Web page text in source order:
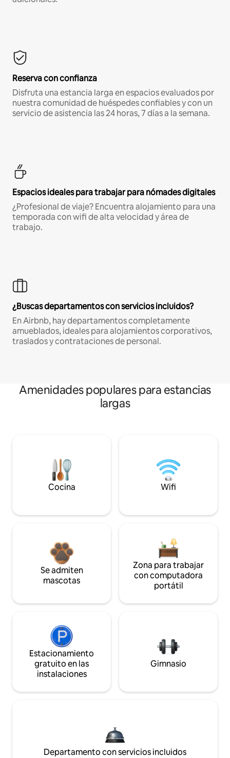
Reserva con confianza
Disfruta una estancia larga en espacios evaluados por
nuestra comunidad de huéspedes confiables y con un
servicio de asistencia las 24 horas, 7 días a la semana.
Espacios ideales para trabajar para nómades digitales
¿Profesional de viaje? Encuentra alojamiento para una
temporada con wifi de alta velocidad y área de
trabajo.
¿Buscas departamentos con servicios incluidos?
En Airbnb, hay departamentos completamente
amueblados, ideales para alojamientos corporativos,
traslados y contrataciones de personal.
Amenidades populares para estancias
largas
Cocina Wifi
Se admiten
mascotas
Zona para trabajar
con computadora
portátil
Estacionamiento
gratuito en las
instalaciones
Gimnasio
Departamento con servicios incluidos